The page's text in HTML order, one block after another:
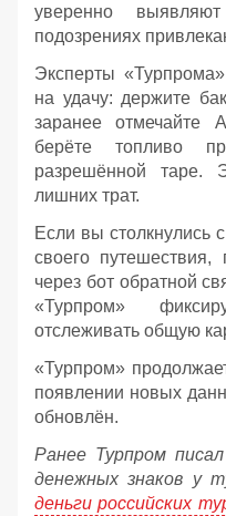
уверенно
подозрениях
Эксперты
на удачу: держите
заранее
берёте топливо
разрешённой таре.
лишних трат.
Если вы столкнулись
своего путешествия,
через бот обратной
«Турпром»
отслеживать общую
«Турпром»
появлении новых
обновлён.
Ранее Турпром
денежных знаков у
деньги российских